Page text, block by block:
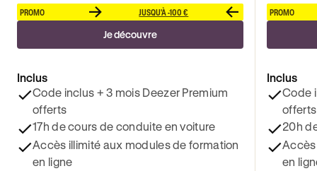
PROMO JUSQU'À -100 €
Je découvre
Inclus
Code inclus + 3 mois Deezer Premium
offerts
17h de cours de conduite en voiture
Accès illimité aux modules de formation
en ligne
PROMO
Inclus
Code
offerts
20h
en